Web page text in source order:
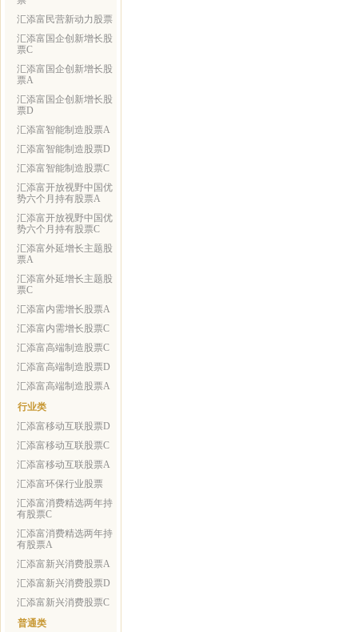
汇添富民营新动力股票
汇添富国企创新增长股
票C
汇添富国企创新增长股
票A
汇添富国企创新增长股
票D
汇添富智能制造股票A
汇添富智能制造股票D
汇添富智能制造股票C
汇添富开放视野中国优
势六个月持有股票A
汇添富开放视野中国优
势六个月持有股票C
汇添富外延增长主题股
票A
汇添富外延增长主题股
票C
汇添富内需增长股票A
汇添富内需增长股票C
汇添富高端制造股票C
汇添富高端制造股票D
汇添富高端制造股票A
行业类
汇添富移动互联股票D
汇添富移动互联股票C
汇添富移动互联股票A
汇添富环保行业股票
汇添富消费精选两年持
有股票C
汇添富消费精选两年持
有股票A
汇添富新兴消费股票A
汇添富新兴消费股票D
汇添富新兴消费股票C
普通类